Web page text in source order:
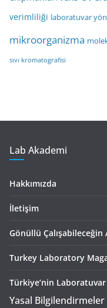
verimliliği laboratuvar
mikroorganizma
sıvı kromatografisi
Lab Akademi
Hakkımızda
İletişim
Gönüllü Çalışabileceğin
Turkey Laboratory
Türkiye’nin
Yasal Bilgilendirmeler